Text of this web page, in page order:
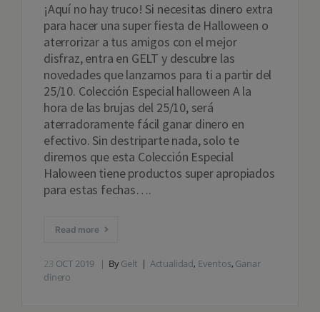
¡Aquí no hay truco! Si necesitas dinero extra
para hacer una super fiesta de Halloween o
aterrorizar a tus amigos con el mejor
disfraz, entra en GELT y descubre las
novedades que lanzamos para ti a partir del
25/10. Colección Especial halloween A la
hora de las brujas del 25/10, será
aterradoramente fácil ganar dinero en
efectivo. Sin destriparte nada, solo te
diremos que esta Colección Especial
Haloween tiene productos super apropiados
para estas fechas….
Read more
23 OCT 2019 ByGelt Actualidad, Eventos, Ganar
dinero